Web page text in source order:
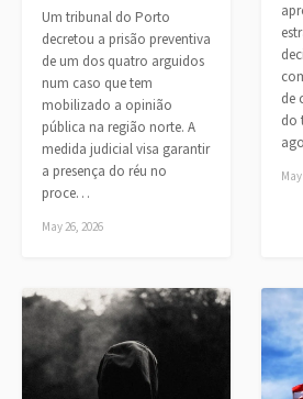
Um tribunal do Porto
decretou a prisão preventiva
de um dos quatro arguidos
num caso que tem
mobilizado a opinião
pública na região norte. A
medida judicial visa garantir
a presença do réu no
proce…
May 26, 2026
de
do